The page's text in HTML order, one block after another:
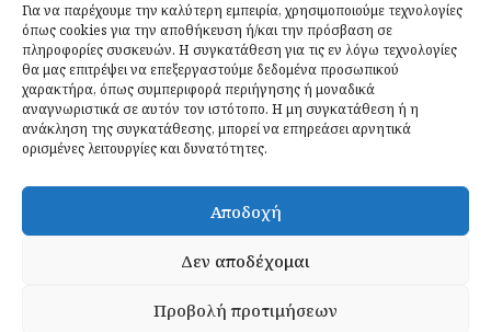
Για να παρέχουμε την καλύτερη εμπειρία, χρησιμοποιούμε τεχνολογίες
όπως cookies για την αποθήκευση ή/και την πρόσβαση σε
πληροφορίες συσκευών. Η συγκατάθεση για τις εν λόγω τεχνολογίες
θα μας επιτρέψει να επεξεργαστούμε δεδομένα προσωπικού
χαρακτήρα, όπως συμπεριφορά περιήγησης ή μοναδικά
αναγνωριστικά σε αυτόν τον ιστότοπο. Η μη συγκατάθεση ή η
ανάκληση της συγκατάθεσης, μπορεί να επηρεάσει αρνητικά
ορισμένες λειτουργίες και δυνατότητες.
Αποδοχή
Δεν αποδέχομαι
Προβολή προτιμήσεων
Ιδανικές Τροφές 26 Ιουλίου 2026
Εγγραφείτε
ΕΓΓΡΑΦΉ
Έχω διαβάσει και δέχομαι τηνπολιτική απορρήτου